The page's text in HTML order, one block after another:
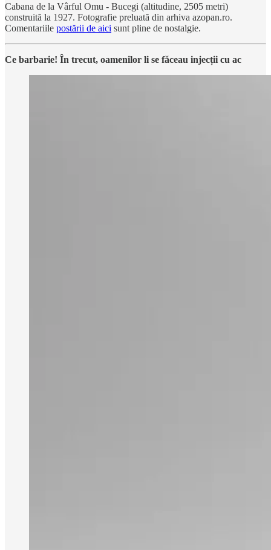
Cabana de la Vârful Omu - Bucegi (altitudine, 2505 metri)
construită la 1927. Fotografie preluată din arhiva azopan.ro.
Comentariile postării de aici sunt pline de nostalgie.
Ce barbarie! În trecut, oamenilor li se făceau injecții cu ac